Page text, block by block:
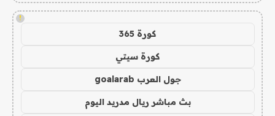
!
كورة 365
كورة سيتي
جول العرب goalarab
بث مباشر ريال مدريد اليوم